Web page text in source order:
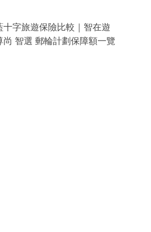
十字旅遊保險比較｜智在遊
尚 智選 郵輪計劃保障額一覽